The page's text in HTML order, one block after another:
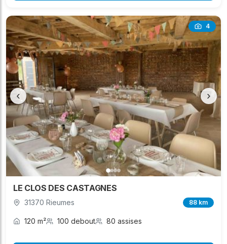
4
‹ ›
LE CLOS DES CASTAGNES
31370 Rieumes 88 km
120 m² 100 debout 80 assises